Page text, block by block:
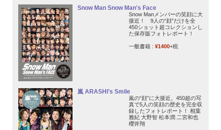
Snow Man Snow Man's Face
Snow Manメンバーの笑顔に大
接近！ 9人の“顔”だけを全
450ショット超コレクションし
た保存版フォトレポート！
一般書籍 : ¥1400+税
嵐 ARASHI’s Smile
嵐の“顔”に大接近。450超の写
真で5人の笑顔の歴史を完全収
録したフォトレポート！ 相葉
雅紀 大野智 松本潤 二宮和也
櫻井翔